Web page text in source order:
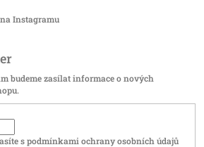
Instagramu
budeme zasílat informace o nových
spodmínkami ochrany osobních údajů